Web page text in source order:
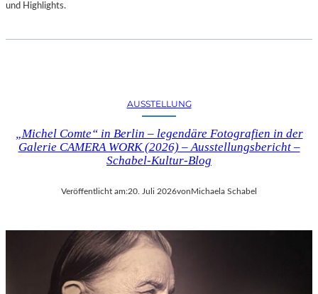
und Highlights.
AUSSTELLUNG
„Michel Comte“ in Berlin – legendäre Fotografien in der
Galerie CAMERA WORK (2026) – Ausstellungsbericht –
Schabel-Kultur-Blog
Veröffentlicht am:20. Juli 2026von Michaela Schabel